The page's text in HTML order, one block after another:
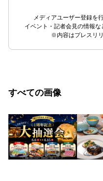
メディアユーザー登録を
イベント・記者会見の情報な
※内容はプレスリ
すべての画像